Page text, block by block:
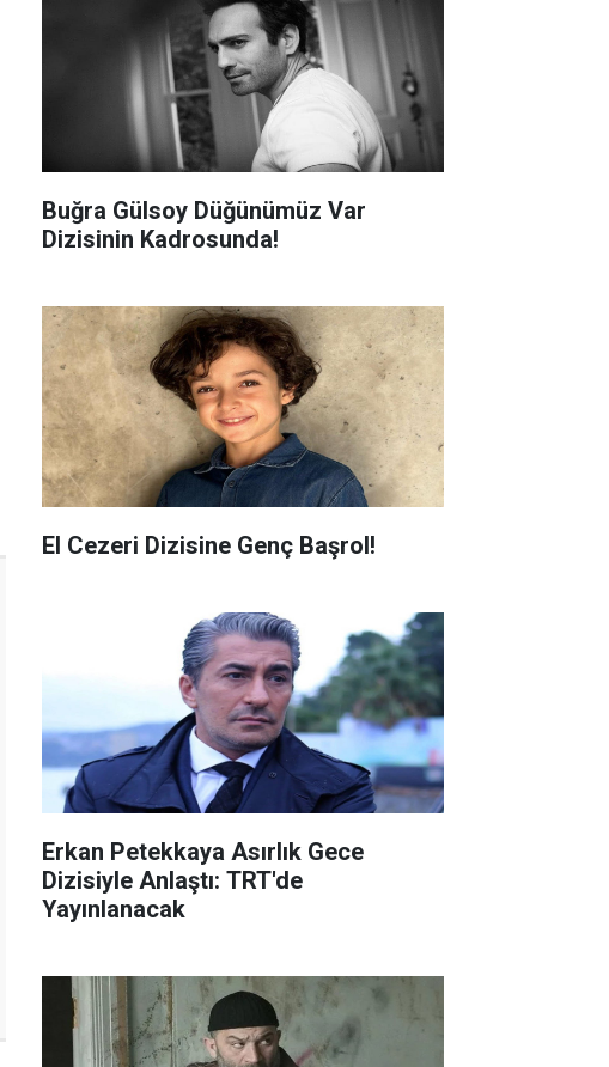
Buğra Gülsoy Düğünümüz Var
Dizisinin Kadrosunda!
El Cezeri Dizisine Genç Başrol!
Erkan Petekkaya Asırlık Gece
Dizisiyle Anlaştı: TRT'de
Yayınlanacak